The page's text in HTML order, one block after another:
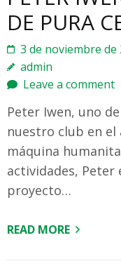
DE PURA
3 de noviembre de
admin
Leave a comment
Peter Iwen, uno
nuestro club en el
máquina
actividades, Peter
proyecto…
READ MORE